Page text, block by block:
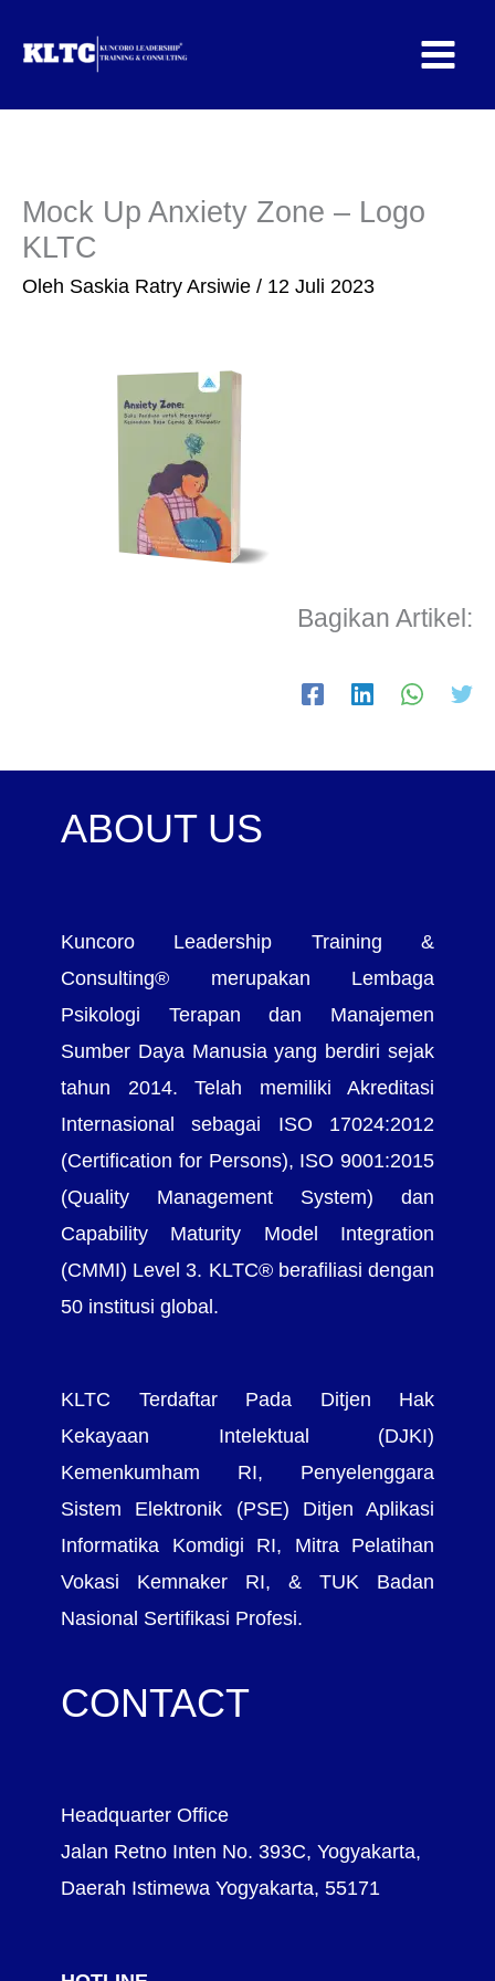
Mock Up Anxiety Zone – Logo
KLTC
Oleh Saskia Ratry Arsiwie / 12 Juli 2023
Bagikan Artikel:
ABOUT US
Kuncoro Leadership Training &
Consulting® merupakan Lembaga
Psikologi Terapan dan Manajemen
Sumber Daya Manusia yang berdiri sejak
tahun 2014. Telah memiliki Akreditasi
Internasional sebagai ISO 17024:2012
(Certification for Persons), ISO 9001:2015
(Quality Management System) dan
Capability Maturity Model Integration
(CMMI) Level 3. KLTC® berafiliasi dengan
50 institusi global.
KLTC Terdaftar Pada Ditjen Hak
Kekayaan Intelektual (DJKI)
Kemenkumham RI, Penyelenggara
Sistem Elektronik (PSE) Ditjen Aplikasi
Informatika Komdigi RI, Mitra Pelatihan
Vokasi Kemnaker RI, & TUK Badan
Nasional Sertifikasi Profesi.
CONTACT
Headquarter Office
Jalan Retno Inten No. 393C, Yogyakarta,
Daerah Istimewa Yogyakarta, 55171